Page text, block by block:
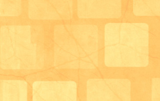
倒れた時は周りの盛り上がりも一段を上がります！
月々のイベントもありますが、デイサービスの中でも